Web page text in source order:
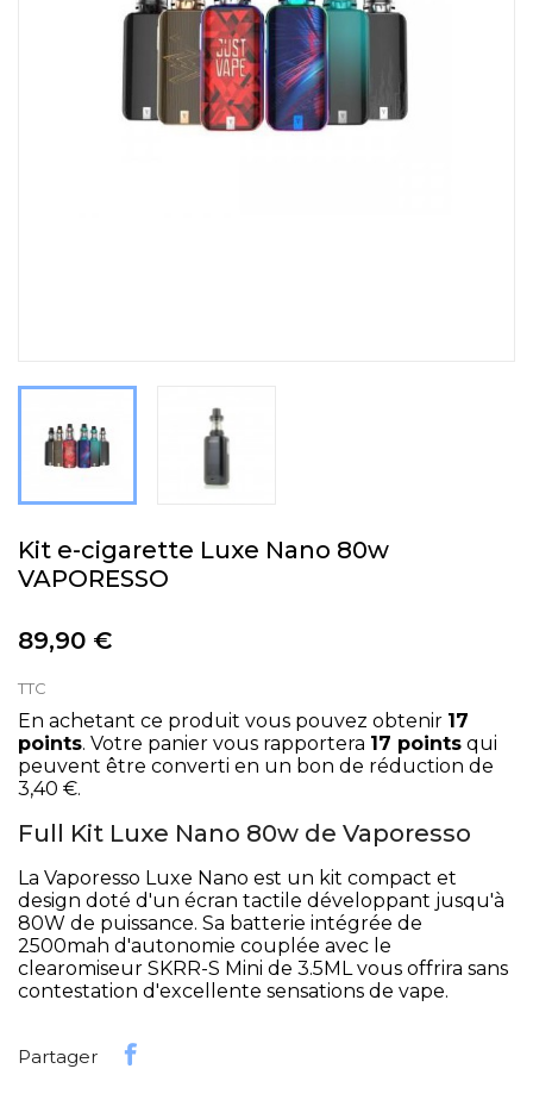
Kit e-cigarette Luxe Nano 80w
VAPORESSO
89,90 €
TTC
En achetant ce produit vous pouvez obtenir 17
points. Votre panier vous rapportera 17 points qui
peuvent être converti en un bon de réduction de
3,40 €.
Full Kit Luxe Nano 80w de Vaporesso
La Vaporesso Luxe Nano est un kit compact et
design doté d'un écran tactile développant jusqu'à
80W de puissance. Sa batterie intégrée de
2500mah d'autonomie couplée avec le
clearomiseur SKRR-S Mini de 3.5ML vous offrira sans
contestation d'excellente sensations de vape.
Partager